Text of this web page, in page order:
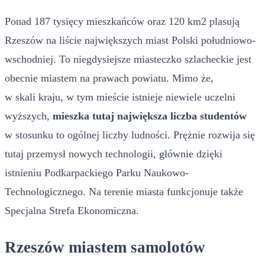
Ponad 187 tysięcy mieszkańców oraz 120 km2 plasują
Rzeszów na liście największych miast Polski południowo-
wschodniej. To niegdysiejsze miasteczko szlacheckie jest
obecnie miastem na prawach powiatu. Mimo że,
w skali kraju, w tym mieście istnieje niewiele uczelni
wyższych, mieszka tutaj największa liczba studentów
w stosunku to ogólnej liczby ludności. Prężnie rozwija się
tutaj przemysł nowych technologii, głównie dzięki
istnieniu Podkarpackiego Parku Naukowo-
Technologicznego. Na terenie miasta funkcjonuje także
Specjalna Strefa Ekonomiczna.
Rzeszów miastem samolotów